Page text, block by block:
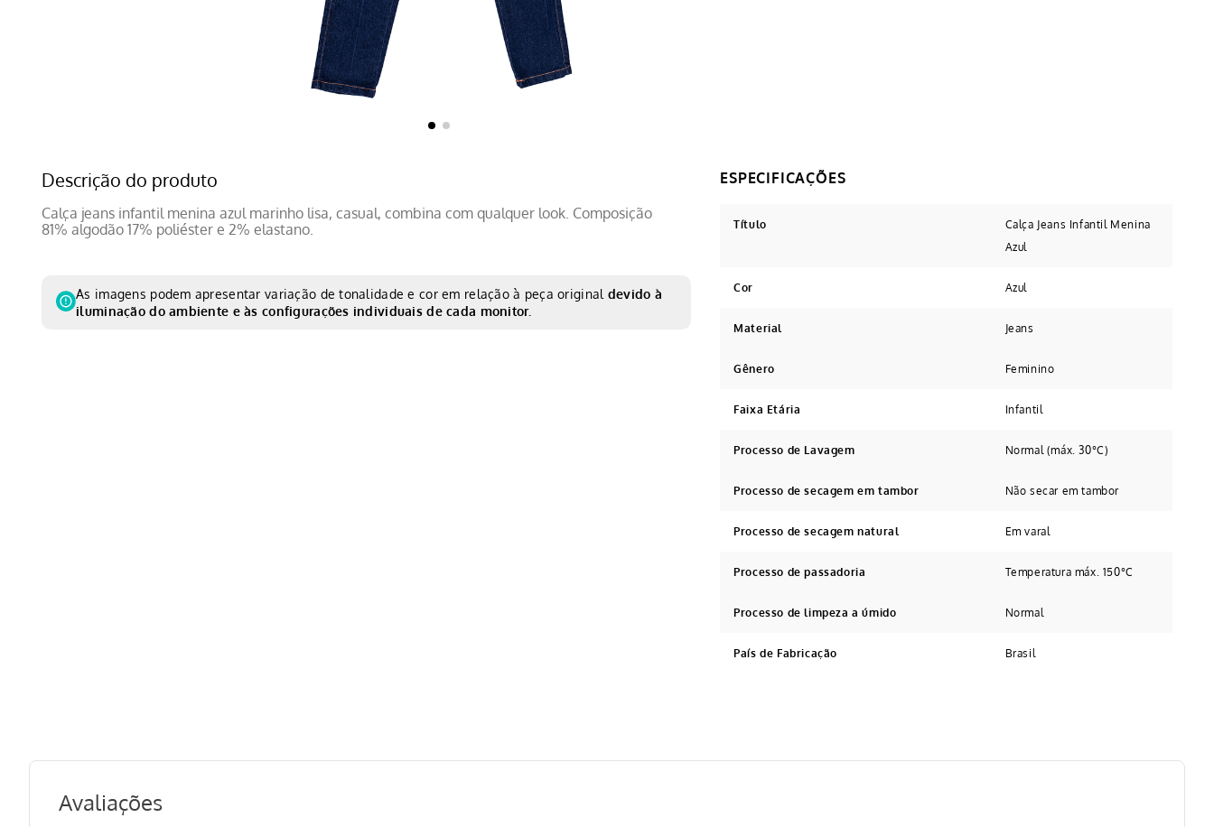
Descrição do produto
Calça jeans infantil menina azul marinho lisa, casual, combina com qualquer look. Composição
81% algodão 17% poliéster e 2% elastano.
As imagens podem apresentar variação de tonalidade e cor em relação à peça original devido à
iluminação do ambiente e às configurações individuais de cada monitor.
Título
Calça Jeans Infantil Menina
Azul
Cor Azul
Material Jeans
Gênero Feminino
Faixa Etária Infantil
Processo de Lavagem Normal (máx. 30°C)
Processo de secagem em tambor Não secar em tambor
Processo de secagem natural Em varal
Processo de passadoria Temperatura máx. 150°C
Processo de limpeza a úmido Normal
País de Fabricação Brasil
Avaliações